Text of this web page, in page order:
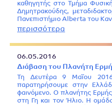
καθηγητής στο Τμήμα
Δημητρακούδης,
Πανεπιστήμιο Alberta του
περισσότερα
06.05.2016
Διάβαση του Πλανήτη
Τη Δευτέρα 9 Μαΐου
παρατηρήσουμε στην
φαινόμενο. Ο πλανήτης
στη Γη και τον Ήλιο. Η